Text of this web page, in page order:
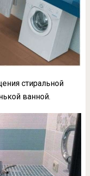
стиральной
ванной.